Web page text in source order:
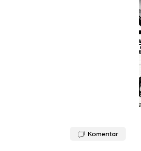
Komentar